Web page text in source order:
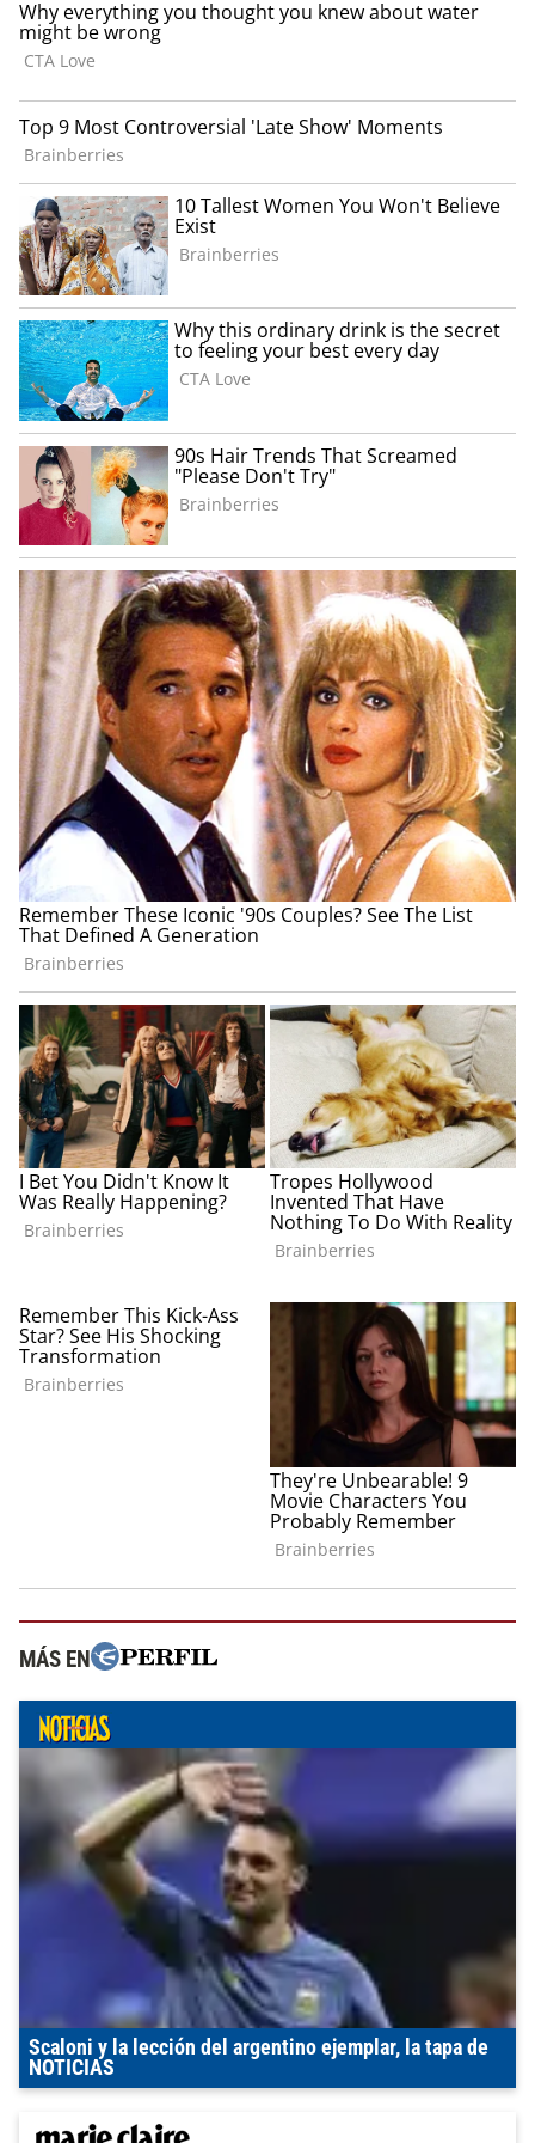
MÁS EN
Scaloni y la lección del argentino ejemplar, la tapa de
NOTICIAS